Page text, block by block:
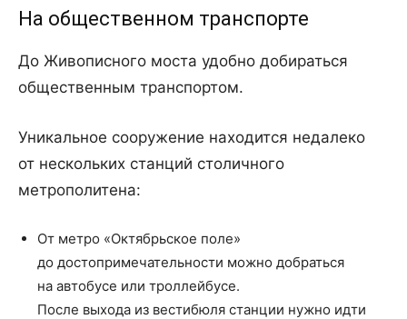
На общественном транспорте
До Живописного моста удобно добираться
общественным транспортом.
Уникальное сооружение находится недалеко
от нескольких станций столичного
метрополитена:
От метро «Октябрьское поле»
до достопримечательности можно добраться
на автобусе или троллейбусе.
После выхода из вестибюля станции нужно идти